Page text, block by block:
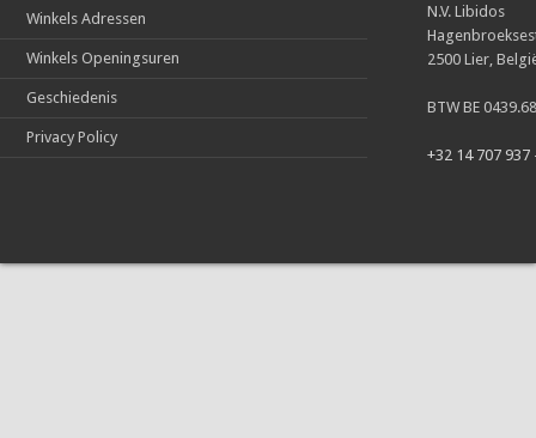
Winkels Adressen
Winkels Openingsuren
Geschiedenis
Privacy Policy
N.V. Libidos
2500 Lier,
BTW BE
+32 14 707 937